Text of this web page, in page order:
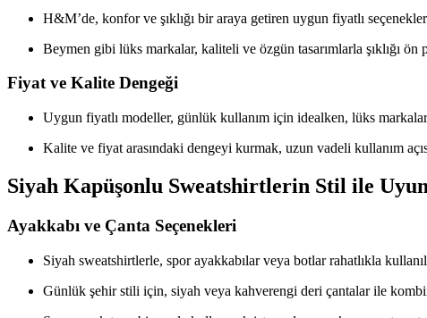
H&M’de, konfor ve şıklığı bir araya getiren uygun fiyatlı
Beymen gibi lüks markalar, kaliteli ve özgün tasarımlarla şıklığı ön
Fiyat ve Kalite Dengeği
Uygun fiyatlı modeller, günlük kullanım için idealken, lüks
Kalite ve fiyat arasındaki dengeyi kurmak, uzun vadeli kullanım
Siyah Kapüşonlu Sweatshirtlerin Stil ile
Ayakkabı ve Çanta Seçenekleri
Siyah sweatshirtlerle, spor ayakkabılar veya botlar rahatlıkla
Günlük şehir stili için, siyah veya kahverengi deri çantalar ile